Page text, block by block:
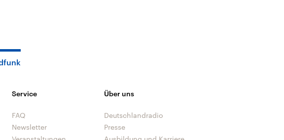
Service
FAQ
Newsletter
Über uns
Deutschlandradio
Presse